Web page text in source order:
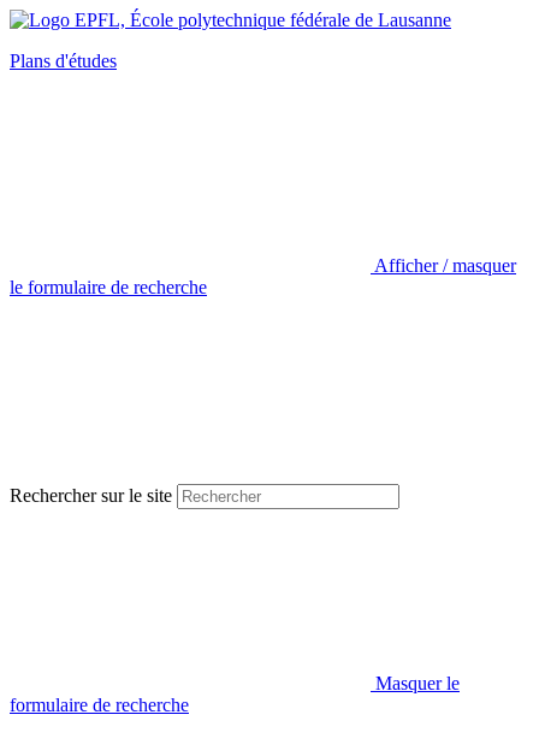
Plans d'études
Afficher / masquer
le formulaire de recherche
Rechercher sur le site
Masquer le
formulaire de recherche